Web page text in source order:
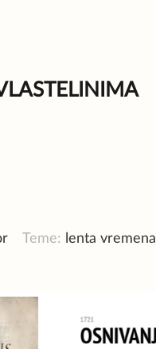
Teme: lenta vremena